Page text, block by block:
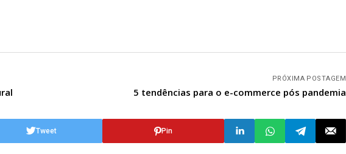
PRÓXIMA POSTAGEM
5 tendências para o e-commerce pós pandemia
Tweet Pin